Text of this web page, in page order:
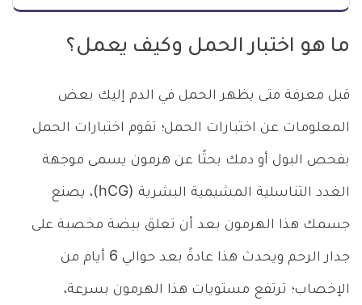
ما هو اختبار الحمل وكيف يعمل؟
قبل معرفة متى يظهر الحمل في الدم إليك بعض
المعلومات عن اختبارات الحمل؛ تقوم اختبارات الحمل
بفحص البول أو دمك بحثًا عن هرمون يسمى موجهة
الغدد التناسلية المشيمية البشرية (hCG)، يصنع
جسمك هذا الهرمون بعد أن تعلق بيضة مخصبة على
جدار الرحم ويحدث هذا عادةً بعد حوالي 6 أيام من
الإخصاب؛ ترتفع مستويات هذا الهرمون بسرعة،